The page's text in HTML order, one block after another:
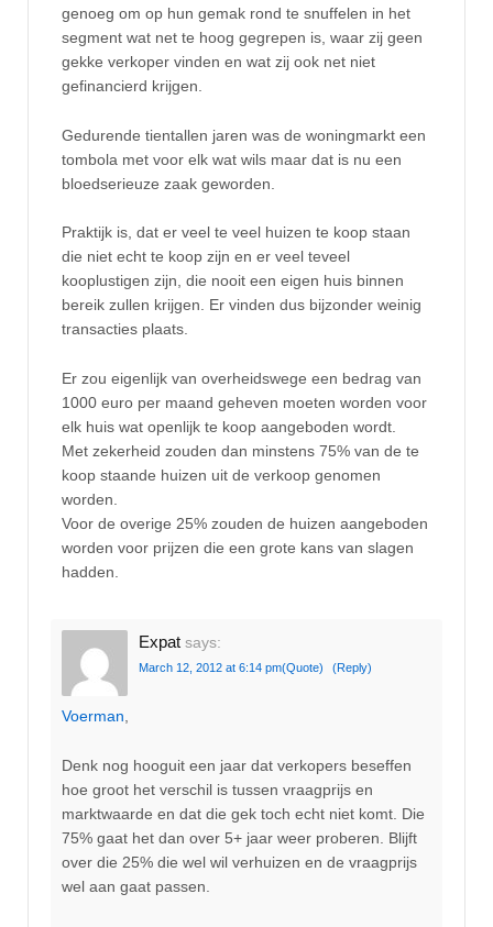
genoeg om op hun gemak rond te snuffelen in het
segment wat net te hoog gegrepen is, waar zij geen
gekke verkoper vinden en wat zij ook net niet
gefinancierd krijgen.
Gedurende tientallen jaren was de woningmarkt een
tombola met voor elk wat wils maar dat is nu een
bloedserieuze zaak geworden.
Praktijk is, dat er veel te veel huizen te koop staan
die niet echt te koop zijn en er veel teveel
kooplustigen zijn, die nooit een eigen huis binnen
bereik zullen krijgen. Er vinden dus bijzonder weinig
transacties plaats.
Er zou eigenlijk van overheidswege een bedrag van
1000 euro per maand geheven moeten worden voor
elk huis wat openlijk te koop aangeboden wordt.
Met zekerheid zouden dan minstens 75% van de te
koop staande huizen uit de verkoop genomen
worden.
Voor de overige 25% zouden de huizen aangeboden
worden voor prijzen die een grote kans van slagen
hadden.
Expat says:
March 12, 2012 at 6:14 pm(Quote) (Reply)
Voerman,
Denk nog hooguit een jaar dat verkopers beseffen
hoe groot het verschil is tussen vraagprijs en
marktwaarde en dat die gek toch echt niet komt. Die
75% gaat het dan over 5+ jaar weer proberen. Blijft
over die 25% die wel wil verhuizen en de vraagprijs
wel aan gaat passen.